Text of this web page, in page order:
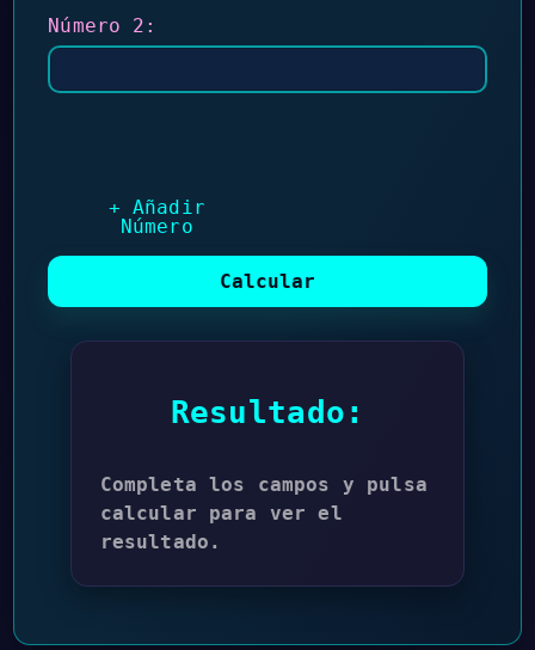
Número 2:
+ Añadir
Número
Calcular
Resultado:
Completa los campos y pulsa
calcular para ver el
resultado.